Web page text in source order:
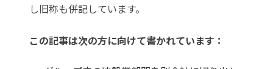
し旧称も併記しています。
この記事は次の方に向けて書かれています：